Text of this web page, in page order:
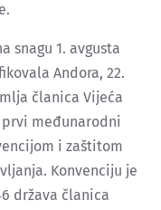
snagu 1. avgusta
Andora, 22.
članica Vijeća
međunarodni
i zaštitom
Konvenciju je
država članica